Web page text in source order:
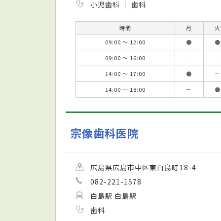
小児歯科
歯科
時間 月 火
09:00 ～ 12:00
● ●
09:00 ～ 16:00
－ －
14:00 ～ 17:00
● －
14:00 ～ 18:00
－ ●
宗像歯科医院
広島県広島市中区東白島町18-4
082-221-1578
白島駅 白島駅
歯科